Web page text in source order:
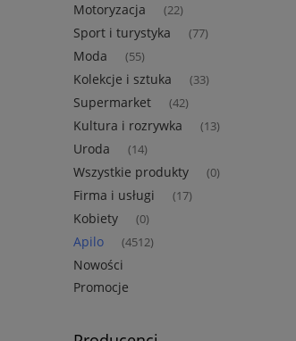
Motoryzacja (22)
Sport i turystyka (77)
Moda (55)
Kolekcje i sztuka (33)
Supermarket (42)
Kultura i rozrywka (13)
Uroda (14)
Wszystkie produkty (0)
Firma i usługi (17)
Kobiety (0)
Apilo (4512)
Nowości
Promocje